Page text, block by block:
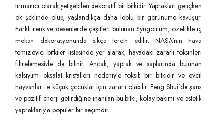
tırmanıcı olarak yetişebilen dekoratif bir bitkidir. Yaprakları gençken
ok şeklinde olup, yaşlandıkça daha loblu bir görünüme kavuşur.
Farklı renk ve desenlerde çeşitleri bulunan Syngonium, özellikle iç
mekan dekorasyonunda sıkça tercih edilir. NASA’nın hava
temizleyici bitkiler listesinde yer alarak, havadaki zararlı toksinleri
filtrelemesiyle de bilinir. Ancak, yaprak ve saplarında bulunan
kalsiyum oksalat kristalleri nedeniyle toksik bir bitkidir ve evcil
hayvanlar ile küçük çocuklar için zararlı olabilir. Feng Shui’de şans
ve pozitif enerji getirdiğine inanılan bu bitki, kolay bakımı ve estetik
yapraklarıyla popüler bir seçimdir.